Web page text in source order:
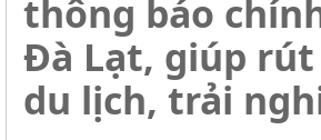
thông báo
Đà Lạt, giúp
du lịch, trải